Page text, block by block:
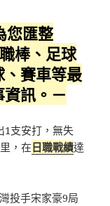
您匯整
棒、足球
賽車等最
資訊。－
1支安打，無失
，在日職戰績達
投手宋家豪9局